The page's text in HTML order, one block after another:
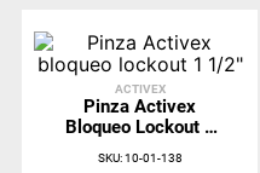
ACTIVEX
Pinza Activex
Bloqueo Lockout 1
SKU:10-01-138